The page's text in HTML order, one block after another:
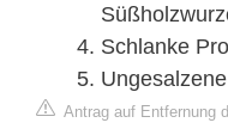
Schlanke
Antrag auf Entfernung